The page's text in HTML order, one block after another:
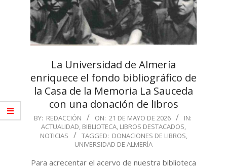
La Universidad de Almería
enriquece el fondo bibliográfico de
la Casa de la Memoria La Sauceda
con una donación de libros
2026-
05-
BY: REDACCIÓN ON: 21 DE MAYO DE 2026
IN:
ACTUALIDAD BIBLIOTECA LIBROS DESTACADOS
NOTICIAS
TAGGED: DONACIONES DE LIBROS
UNIVERSIDAD DE ALMERÍA
Para acrecentar el acervo de nuestra biblioteca